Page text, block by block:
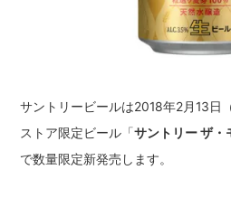
サントリービールは2018年2月13日
ストア限定ビール「サントリー ザ・
で数量限定新発売します。